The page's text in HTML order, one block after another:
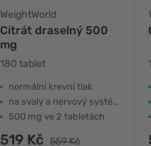
WeightWorld
Citrát draselný 500
mg
180 tablet
normální krevní tlak
na svaly a nervový systém
500 mg ve 2 tabletách
519 Kč 559 Kč